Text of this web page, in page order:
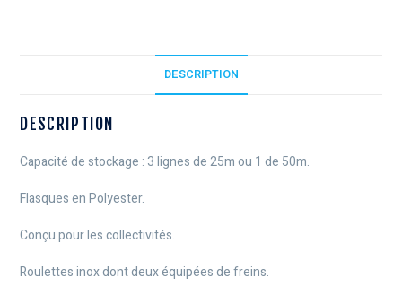
DESCRIPTION
DESCRIPTION
Capacité de stockage : 3 lignes de 25m ou 1 de 50m.
Flasques en Polyester.
Conçu pour les collectivités.
Roulettes inox dont deux équipées de freins.